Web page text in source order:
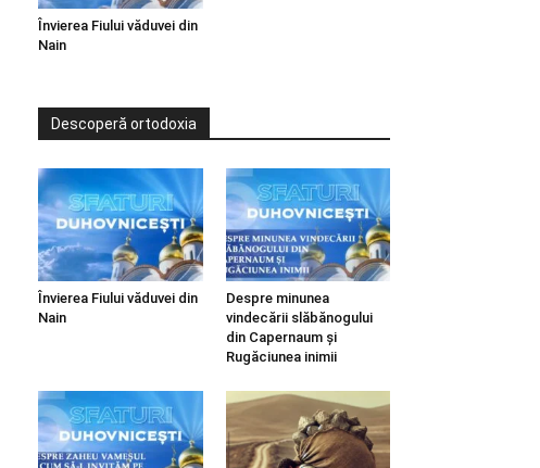
Învierea Fiului văduvei din
Nain
Descoperă ortodoxia
Învierea Fiului văduvei din
Nain
Despre minunea
vindecării slăbănogului
din Capernaum și
Rugăciunea inimii